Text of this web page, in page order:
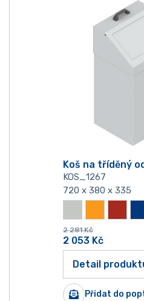
Koš na tříděný
KOS_1267
720 x 380 x 335
2 281 Kč
2 053 Kč
Detail
Přidat do